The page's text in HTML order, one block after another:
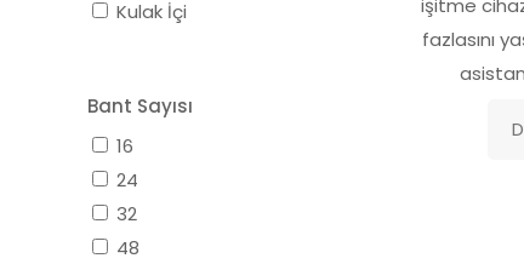
işitme
fazlasını
Kulak İçi
Bant Sayısı
16
24
32
48